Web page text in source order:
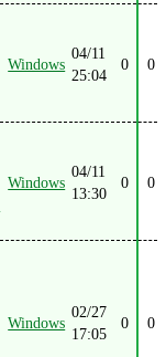
Windows
04/11
25:04
0 0
Windows
04/11
13:30
0 0
Windows
02/27
17:05
0 0